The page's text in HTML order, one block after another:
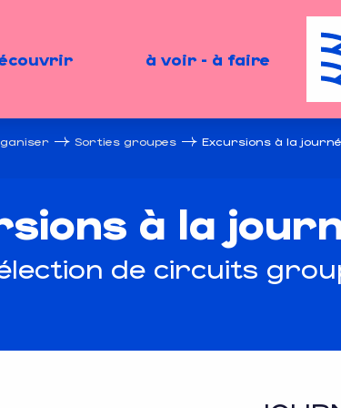
à voir - à faire
Sorties groupes Excursions à la
à la
de circuits